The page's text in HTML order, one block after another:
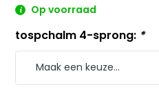
Op voorraad
tospchalm 4-sprong: *